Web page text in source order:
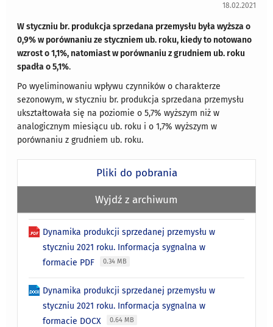
18.02.2021
W styczniu br. produkcja sprzedana przemysłu była wyższa o
0,9% w porównaniu ze styczniem ub. roku, kiedy to notowano
wzrost o 1,1%, natomiast w porównaniu z grudniem ub. roku
spadła o 5,1%.
Po wyeliminowaniu wpływu czynników o charakterze
sezonowym, w styczniu br. produkcja sprzedana przemysłu
ukształtowała się na poziomie o 5,7% wyższym niż w
analogicznym miesiącu ub. roku i o 1,7% wyższym w
porównaniu z grudniem ub. roku.
Pliki do pobrania
Wyjdź z archiwum
Dynamika produkcji sprzedanej przemysłu w
styczniu 2021 roku. Informacja sygnalna w
formacie PDF
0.34 MB
Dynamika produkcji sprzedanej przemysłu w
styczniu 2021 roku. Informacja sygnalna w
formacie DOCX
0.64 MB